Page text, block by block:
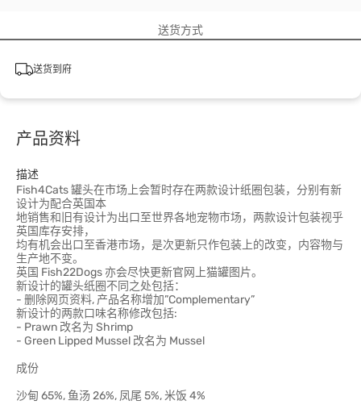
送货方式
送货到府
产品资料
描述
Fish4Cats 罐头在市场上会暂时存在两款设计纸圈包装，分别有新
设计为配合英国本
地销售和旧有设计为出口至世界各地宠物市场，两款设计包装视乎
英国库存安排，
均有机会出口至香港市场，是次更新只作包装上的改变，内容物与
生产地不变。
英国 Fish22Dogs 亦会尽快更新官网上猫罐图片。
新设计的罐头纸圈不同之处包括：
- 删除网页资料, 产品名称增加”Complementary”
新设计的两款口味名称修改包括:
- Prawn 改名为 Shrimp
- Green Lipped Mussel 改名为 Mussel
成份
沙甸 65%, 鱼汤 26%, 凤尾 5%, 米饭 4%